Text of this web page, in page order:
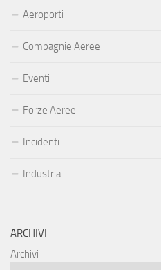
Aeroporti
Compagnie Aeree
Eventi
Forze Aeree
Incidenti
Industria
ARCHIVI
Archivi